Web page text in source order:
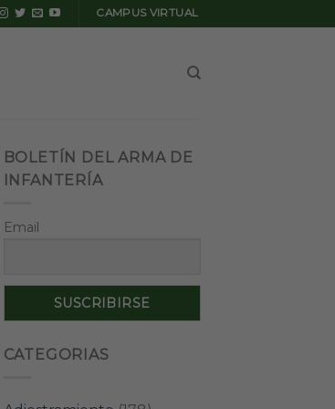
CAMPUS VIRTUAL
BOLETÍN DEL ARMA DE
INFANTERÍA
Email
CATEGORIAS